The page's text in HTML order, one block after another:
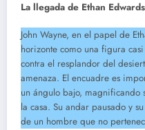
La llegada de Ethan
John Wayne, en el papel de
horizonte como una figura
contra el resplandor del
amenaza. El encuadre es
un ángulo bajo, magnificando
la casa. Su andar pausado y
de un hombre que no